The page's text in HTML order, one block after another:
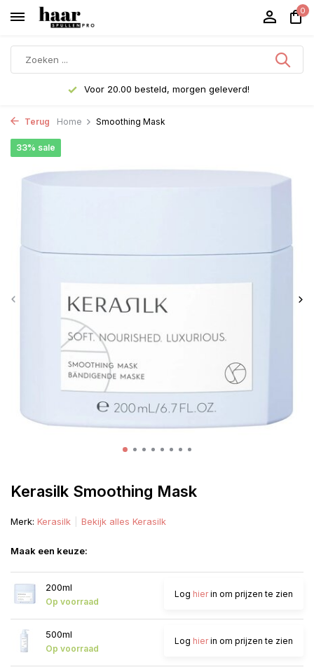
0
Voor 20.00 besteld, morgen geleverd!
Terug Home Smoothing Mask
Kerasilk Smoothing Mask
33% sale
Merk: Kerasilk Bekijk alles Kerasilk
Maak een keuze:
200ml
Op voorraad
Log hierin om prijzen te zien
500ml
Op voorraad
Log hierin om prijzen te zien